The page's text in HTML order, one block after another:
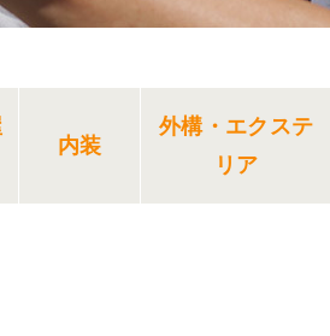
内装
外構・エクステ
リア